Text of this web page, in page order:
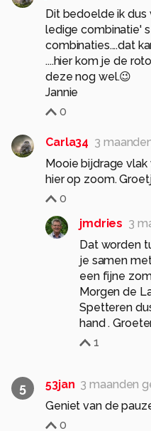
Dit bedoelde ik dus
ledige combinatie'
combinaties....dat
....hier kom je de
deze nog wel.😉
Jannie
0
Carla34 3
Mooie bijdrage
hier op zoom.
0
jmdries 3
Dat worden
je samen
een fijne
Morgen de
Spetteren
hand .
1
5 53jan 3 maanden
Geniet van de
0